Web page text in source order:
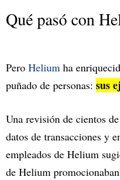
Qué pasó con
Pero Helium ha
puñado de personas: sus
Una revisión de cientos
datos de transacciones y
empleados de Helium
de Helium